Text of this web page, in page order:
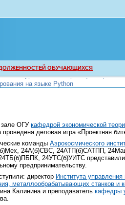
ОБУЧАЮЩИХСЯ
на языке Python
зале ОГУ кафедрой экономической
деловая игра «Проектная
команды Аэрокосмического
24А(б)СВС, 24АТП(б)САТПП,
24УТС(б)УИТС представили
предпринимательству.
директор Института управления
металлообрабатывающих станков и
Калинина и преподаватель кафедры